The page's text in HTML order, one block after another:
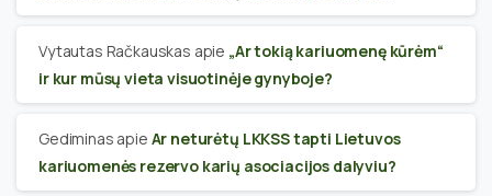
Vytautas Račkauskas apie „Ar tokią kariuomenę kūrėm“
ir kur mūsų vieta visuotinėje gynyboje?
Gediminas apie Ar neturėtų LKKSS tapti Lietuvos
kariuomenės rezervo karių asociacijos dalyviu?